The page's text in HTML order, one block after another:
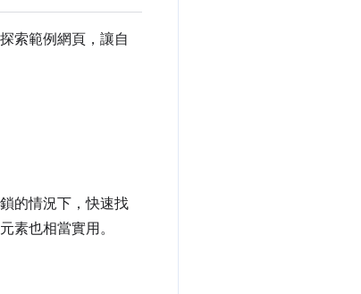
索範例網頁，讓自
的情況下，快速找
素也相當實用。